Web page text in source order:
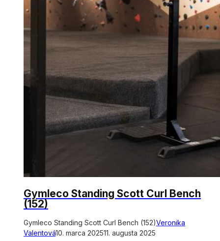
Gymleco Standing Scott Curl Bench
(152)
Gymleco Standing Scott Curl Bench (152)Veronika
Valentová10. marca 202511. augusta 2025